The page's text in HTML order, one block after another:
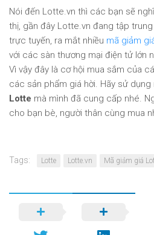
Nói đến Lotte.vn thì các bạn sẽ
thị, gần đây Lotte.vn đang tập
trực tuyến, ra mắt nhiều mã giảm
với các sàn thương mại điện tử lớn
Vì vậy đây là cơ hội mua sắm của
các sản phẩm giá hời. Hãy sử dụng
Lotte mà mình đã cung cấp nhé.
cho bạn bè, người thân cùng mua
Tags: Lotte Lotte.vn Mã giảm giá